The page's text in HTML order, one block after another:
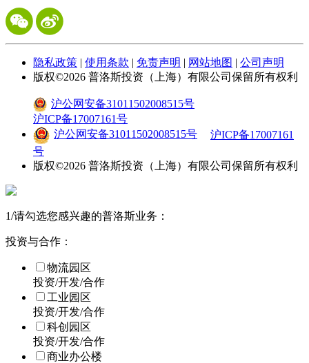
隐私政策 | 使用条款 | 免责声明 | 网站地图 | 公司声明
版权©2026 普洛斯投资（上海）有限公司保留所有权利
沪公网安备31011502008515号
沪ICP备17007161号
沪公网安备31011502008515号
沪ICP备17007161
号
版权©2026 普洛斯投资（上海）有限公司保留所有权利
1/请勾选您感兴趣的普洛斯业务：
投资与合作：
物流园区
投资/开发/合作
工业园区
投资/开发/合作
科创园区
投资/开发/合作
商业办公楼